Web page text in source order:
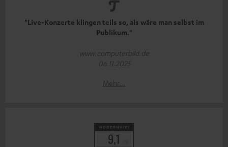
"Live-Konzerte klingen teils so, als wäre man selbst im
Publikum."
www.computerbild.de
06.11.2025
Mehr...